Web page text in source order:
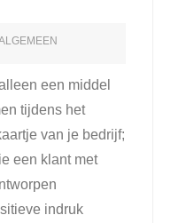
een middel
tijdens het
van je bedrijf;
een klant met
indruk